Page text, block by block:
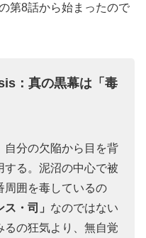
第8話から始まったので
：真の黒幕は「毒
自分の欠陥から目を背
する。泥沼の中心で被
周囲を毒しているの
・司」 なのではない
るの狂気より、無自覚